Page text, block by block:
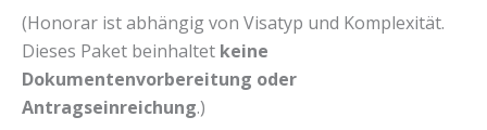
(Honorar ist abhängig von Visatyp und Komplexität.
Dieses Paket beinhaltet keine
Dokumentenvorbereitung oder
Antragseinreichung.)